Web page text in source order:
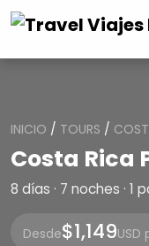
INICIO / TOURS /
Costa Rica
8 días · 7 noches · 1
Desde$1,149USD